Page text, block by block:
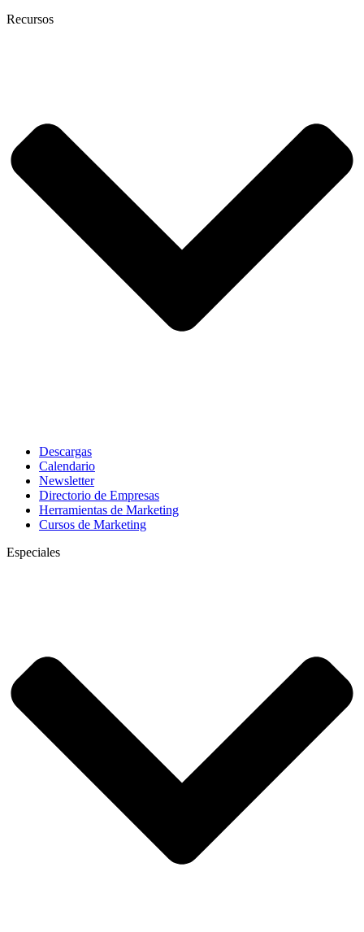
Recursos
Descargas
Calendario
Newsletter
Directorio de Empresas
Herramientas de Marketing
Cursos de Marketing
Especiales